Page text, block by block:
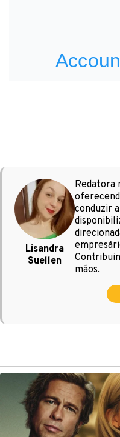
Lisandra
Suellen
Redatora
conduzir
mãos.